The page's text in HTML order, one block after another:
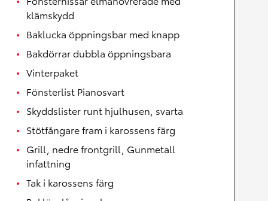
klämskydd
Baklucka öppningsbar med knapp
Bakdörrar dubbla öppningsbara
Vinterpaket
Fönsterlist Pianosvart
Skyddslister runt hjulhusen, svarta
Stötfångare fram i karossens färg
Grill, nedre frontgrill, Gunmetall
infattning
Tak i karossens färg